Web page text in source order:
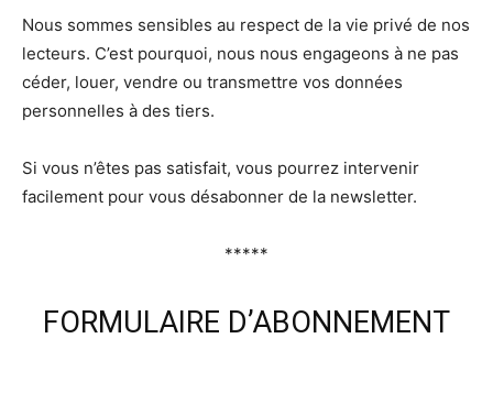
Nous sommes sensibles au respect de la vie privé de nos
lecteurs. C’est pourquoi, nous nous engageons à ne pas
céder, louer, vendre ou transmettre vos données
personnelles à des tiers.
Si vous n’êtes pas satisfait, vous pourrez intervenir
facilement pour vous désabonner de la newsletter.
*****
FORMULAIRE D’ABONNEMENT